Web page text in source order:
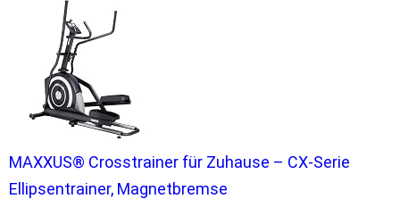
MAXXUS® Crosstrainer für Zuhause – CX-Serie
Ellipsentrainer, Magnetbremse